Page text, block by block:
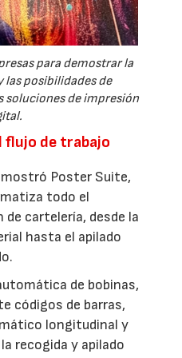
para demostrar la
posibilidades de
soluciones de impresión
de trabajo
Poster Suite,
todo el
de cartelería, desde la
hasta el apilado
de bobinas,
códigos de barras,
longitudinal y
recogida y apilado